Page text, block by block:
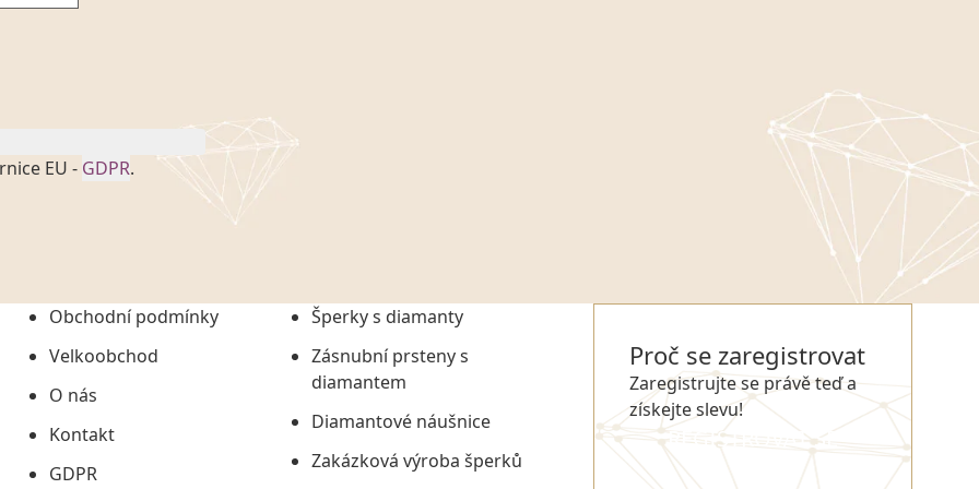
EU - GDPR.
č. 101/2000 Sb. v
uchováním veškerých
údajů či jako jeho
informací, nejdéle
Obchodní podmínky
Velkoobchod
O nás
Kontakt
GDPR
Šperky s diamanty
Zásnubní prsteny s
diamantem
Diamantové náušnice
Zakázková výroba šperků
Proč se zaregistrovat
Zaregistrujte se právě teď a
získejte slevu!
REGISTROVAT SE